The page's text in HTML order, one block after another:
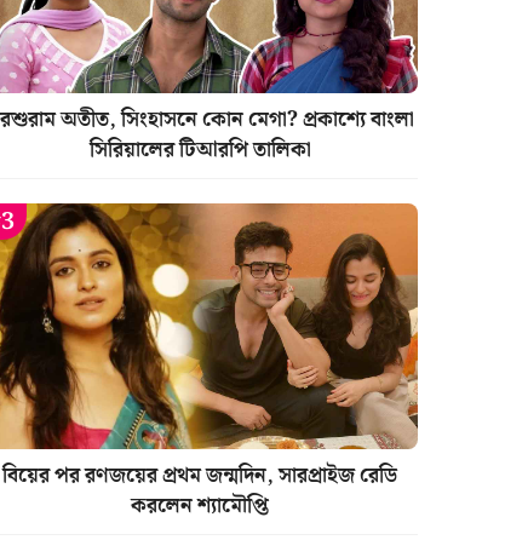
অতীত, সিংহাসনে কোন মেগা? প্রকাশ্যে বাংলা
সিরিয়ালের টিআরপি তালিকা
বিয়ের পর রণজয়ের প্রথম জন্মদিন, সারপ্রাইজ রেডি
করলেন শ্যামৌপ্তি